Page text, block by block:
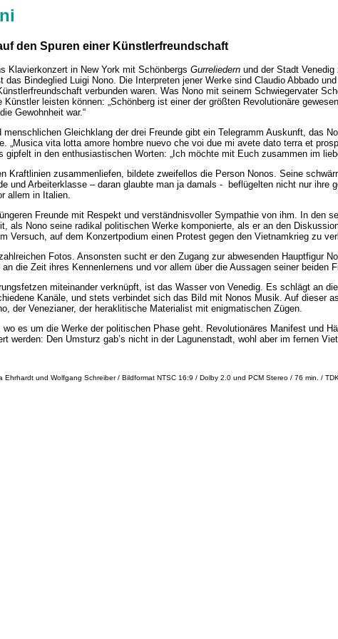
den Spuren einer Künstlerfreundschaft
Klavierkonzert in New York mit Schönbergs Gurreliedern und der Stadt
das Bindeglied Luigi Nono. Die Interpreten jener Werke sind Claudio Abbado
verbunden waren. Was Nono mit seinem Schwiegervater
leisten können: „Schönberg ist einer der größten Revolutionäre
Gewohnheit war.“
Gleichklang der drei Freunde gibt ein Telegramm Auskunft, das
„Musica vita lotta amore hombre nuevo che voi due mi avete dato terra et
in den enthusiastischen Worten: „Ich möchte mit Euch zusammen im
Kraftlinien zusammenliefen, bildete zweifellos die Person Nonos. Seine
und Arbeiterklasse – daran glaubte man ja damals - beflügelten nicht nur ihre
allem in Italien.
Freunde mit Respekt und verständnisvoller Sympathie von ihm. In den
als Nono seine radikal politischen Werke komponierte, als er an den
Versuch, auf dem Konzertpodium einen Protest gegen den Vietnamkrieg zu
Fotos. Ansonsten sucht er den Zugang zur abwesenden Hauptfigur
die Zeit ihres Kennenlernens und vor allem über die Aussagen seiner beiden
miteinander verknüpft, ist das Wasser von Venedig. Es schlägt an
Kanäle, und stets verbindet sich das Bild mit Nonos Musik. Auf
der Venezianer, der heraklitische Materialist mit enigmatischen Zügen.
es um die Werke der politischen Phase geht. Revolutionäres Manifest und
werden: Den Umsturz gab’s nicht in der Lagunenstadt, wohl aber im fernen
Ehrhardt und Wolfgang Schreiber / Bildformat NTSC 16:9 / Dolby 2.0 und PCM Stereo / 76 min. /